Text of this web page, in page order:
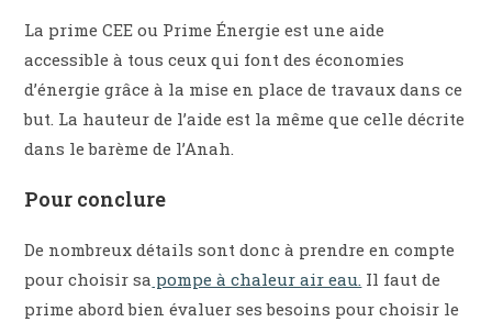
La prime CEE ou Prime Énergie est une aide
accessible à tous ceux qui font des économies
d’énergie grâce à la mise en place de travaux dans ce
but. La hauteur de l’aide est la même que celle décrite
dans le barème de l’Anah.
Pour conclure
De nombreux détails sont donc à prendre en compte
pour choisir sa pompe à chaleur air eau. Il faut de
prime abord bien évaluer ses besoins pour choisir le